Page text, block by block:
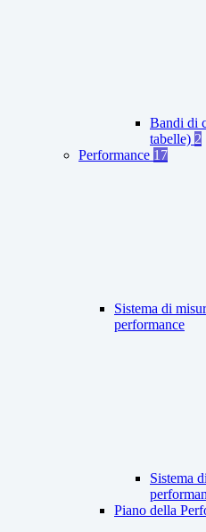
Bandi di
tabelle) 2
Performance 17
Sistema di
performance
Sistema
Piano della